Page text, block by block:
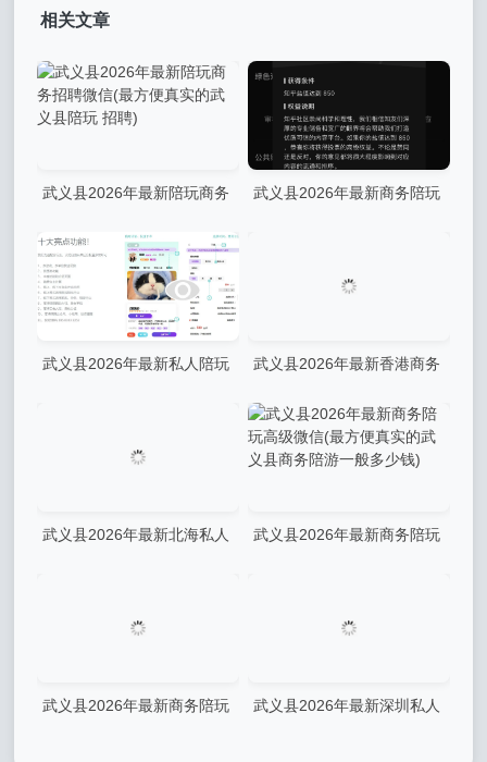
相关文章
武义县2026年最新陪玩商务
县陪玩 招聘)
武义县2026年最新商务陪玩
武义县2026年最新私人陪玩
武义县2026年最新香港商务
真实的武义县香港兼职网
parttime)
武义县2026年最新北海私人
武义县2026年最新商务陪玩
武义县2026年最新商务陪玩
武义县2026年最新深圳私人